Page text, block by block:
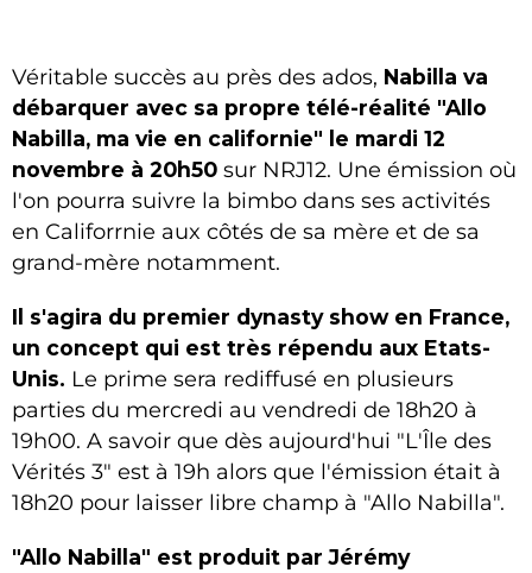
Véritable succès au près des ados, Nabilla va
débarquer avec sa propre télé-réalité "Allo
Nabilla, ma vie en californie" le mardi 12
novembre à 20h50 sur NRJ12. Une émission où
l'on pourra suivre la bimbo dans ses activités
en Califorrnie aux côtés de sa mère et de sa
grand-mère notamment.
Il s'agira du premier dynasty show en France,
un concept qui est très répendu aux Etats-
Unis. Le prime sera rediffusé en plusieurs
parties du mercredi au vendredi de 18h20 à
19h00. A savoir que dès aujourd'hui "L'Île des
Vérités 3" est à 19h alors que l'émission était à
18h20 pour laisser libre champ à "Allo Nabilla".
"Allo Nabilla" est produit par Jérémy